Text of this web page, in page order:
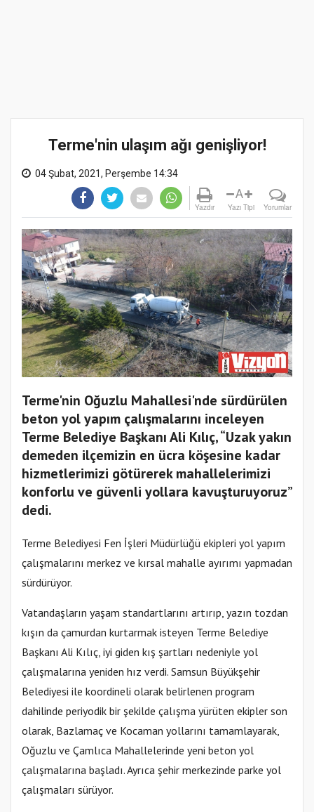
Terme'nin ulaşım ağı genişliyor!
04 Şubat, 2021, Perşembe 14:34
Yazdır
A
Yazı Tipi Yorumlar
Terme'nin Oğuzlu Mahallesi'nde sürdürülen
beton yol yapım çalışmalarını inceleyen
Terme Belediye Başkanı Ali Kılıç, “Uzak yakın
demeden ilçemizin en ücra köşesine kadar
hizmetlerimizi götürerek mahallelerimizi
konforlu ve güvenli yollara kavuşturuyoruz”
dedi.
Terme Belediyesi Fen İşleri Müdürlüğü ekipleri yol yapım
çalışmalarını merkez ve kırsal mahalle ayırımı yapmadan
sürdürüyor.
Vatandaşların yaşam standartlarını artırıp, yazın tozdan
kışın da çamurdan kurtarmak isteyen Terme Belediye
Başkanı Ali Kılıç, iyi giden kış şartları nedeniyle yol
çalışmalarına yeniden hız verdi. Samsun Büyükşehir
Belediyesi ile koordineli olarak belirlenen program
dahilinde periyodik bir şekilde çalışma yürüten ekipler son
olarak, Bazlamaç ve Kocaman yollarını tamamlayarak,
Oğuzlu ve Çamlıca Mahallelerinde yeni beton yol
çalışmalarına başladı. Ayrıca şehir merkezinde parke yol
çalışmaları sürüyor.